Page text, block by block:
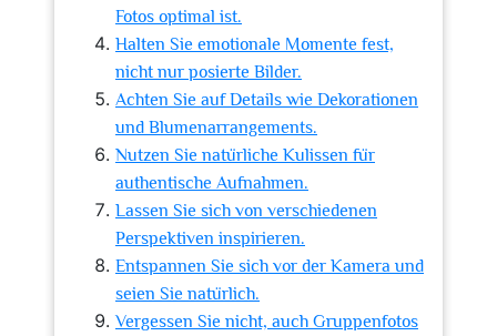
Fotos optimal ist.
Halten Sie emotionale Momente fest,
nicht nur posierte Bilder.
Achten Sie auf Details wie Dekorationen
und Blumenarrangements.
Nutzen Sie natürliche Kulissen für
authentische Aufnahmen.
Lassen Sie sich von verschiedenen
Perspektiven inspirieren.
Entspannen Sie sich vor der Kamera und
seien Sie natürlich.
Vergessen Sie nicht, auch Gruppenfotos